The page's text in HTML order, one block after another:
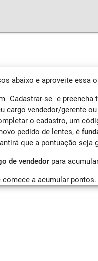
abaixo e aproveite essa
"Cadastrar-se" e
cargo vendedor/gerente
o cadastro, um
pedido de lentes, é
que a pontuação seja
de vendedor para
comece a acumular pontos.